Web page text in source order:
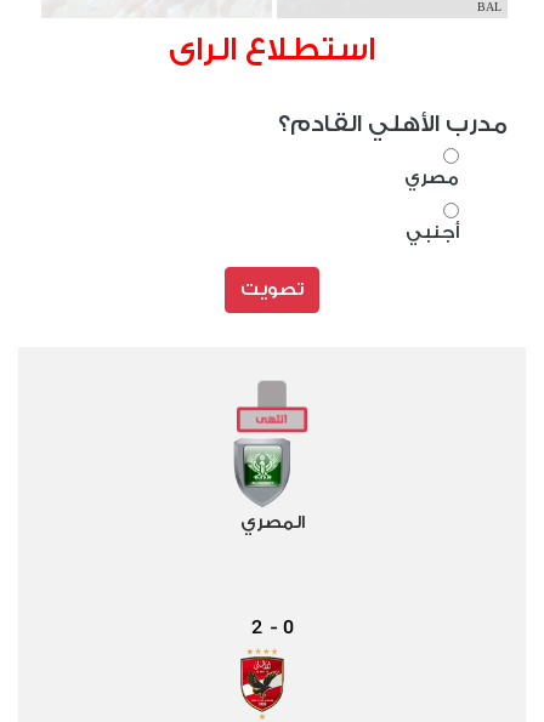
BAL
استطلاع الراى
مدرب الأهلي القادم؟
مصري
أجنبي
تصويت
المصري
0
-
2